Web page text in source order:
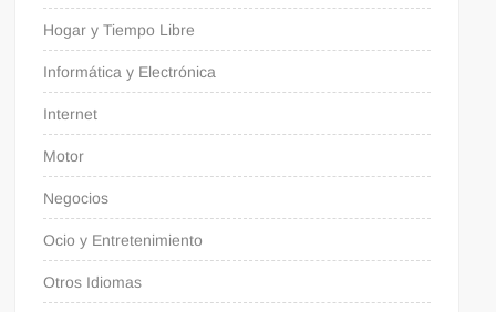
Hogar y Tiempo Libre
Informática y Electrónica
Internet
Motor
Negocios
Ocio y Entretenimiento
Otros Idiomas